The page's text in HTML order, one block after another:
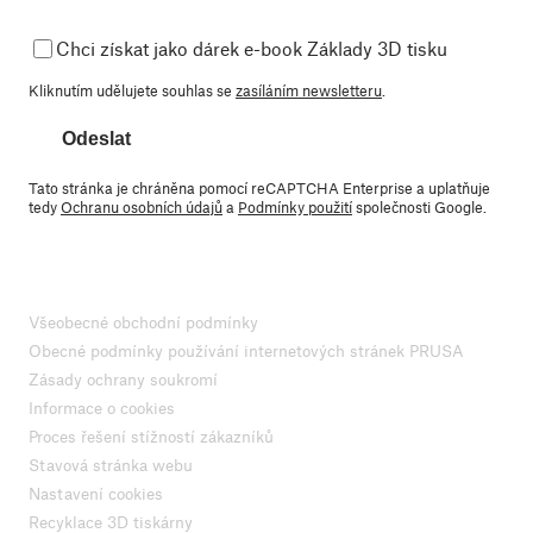
Chci získat jako dárek e-book Základy 3D tisku
Kliknutím udělujete souhlas se zasíláním newsletteru
Odeslat
Tato stránka je chráněna pomocí reCAPTCHA Enterprise a uplatňuje
tedyOchranu osobních údajůa Podmínky použitíspolečnosti Google.
Všeobecné obchodní podmínky
Obecné podmínky používání internetových stránek PRUSA
Zásady ochrany soukromí
Informace o cookies
Proces řešení stížností zákazníků
Stavová stránka webu
Nastavení cookies
Recyklace 3D tiskárny